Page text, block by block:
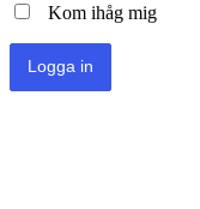
Kom ihåg mig